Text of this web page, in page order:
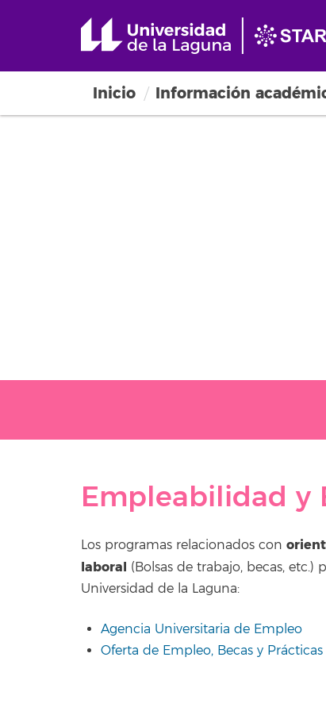
Inicio Información
Empleabilidad y
Los programas relacionados con
laboral (Bolsas de trabajo, becas,
Universidad de la Laguna:
Agencia Universitaria de Empleo
Oferta de Empleo, Becas y Prácticas